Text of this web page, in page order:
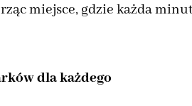
miejsce, gdzie każda
dla każdego